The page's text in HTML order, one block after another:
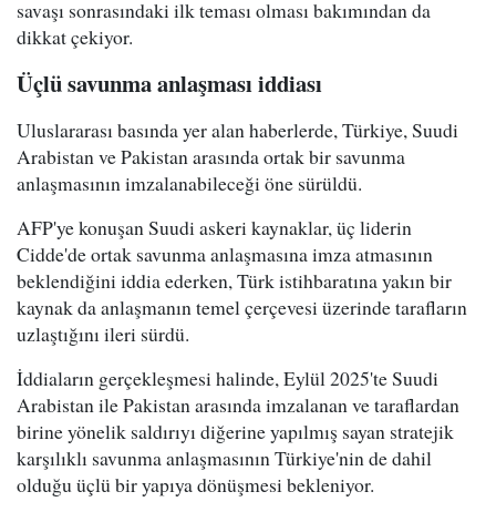
savaşı sonrasındaki ilk teması olması bakımından da
dikkat çekiyor.
Üçlü savunma anlaşması iddiası
Uluslararası basında yer alan haberlerde, Türkiye, Suudi
Arabistan ve Pakistan arasında ortak bir savunma
anlaşmasının imzalanabileceği öne sürüldü.
AFP'ye konuşan Suudi askeri kaynaklar, üç liderin
Cidde'de ortak savunma anlaşmasına imza atmasının
beklendiğini iddia ederken, Türk istihbaratına yakın bir
kaynak da anlaşmanın temel çerçevesi üzerinde tarafların
uzlaştığını ileri sürdü.
İddiaların gerçekleşmesi halinde, Eylül 2025'te Suudi
Arabistan ile Pakistan arasında imzalanan ve taraflardan
birine yönelik saldırıyı diğerine yapılmış sayan stratejik
karşılıklı savunma anlaşmasının Türkiye'nin de dahil
olduğu üçlü bir yapıya dönüşmesi bekleniyor.